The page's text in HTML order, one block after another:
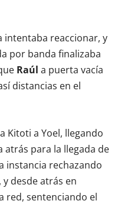
intentaba reaccionar, y
por banda finalizaba
Raúl a puerta vacía
distancias en el
Kitoti a Yoel, llegando
atrás para la llegada de
instancia rechazando
desde atrás en
red, sentenciando el